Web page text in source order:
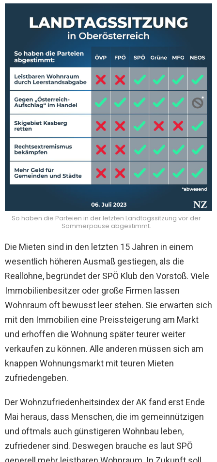
So haben die Parteien in der letzten Landtagssitzung vor der
Sommerpause abgestimmt.
Die Mieten sind in den letzten 15 Jahren in einem
wesentlich höheren Ausmaß gestiegen, als die
Reallöhne, begründet der SPÖ Klub den Vorstoß. Viele
Immobilienbesitzer oder große Firmen lassen
Wohnraum oft bewusst leer stehen. Sie erwarten sich
mit den Immobilien eine Preissteigerung am Markt
und erhoffen die Wohnung später teurer weiter
verkaufen zu können. Alle anderen müssen sich am
knappen Wohnungsmarkt mit teuren Mieten
zufriedengeben.
Der Wohnzufriedenheitsindex der AK fand erst Ende
Mai heraus, dass Menschen, die im gemeinnützigen
und oftmals auch günstigeren Wohnbau leben,
zufriedener sind. Deswegen brauche es laut SPÖ